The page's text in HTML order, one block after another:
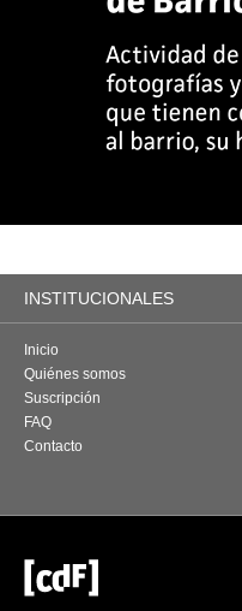
INSTITUCIONALES
Inicio
Quiénes somos
Suscripción
FAQ
Contacto